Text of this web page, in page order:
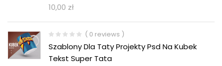
10,00 zł
( 0 reviews )
Szablony Dla Taty Projekty Psd Na Kubek
Tekst Super Tata